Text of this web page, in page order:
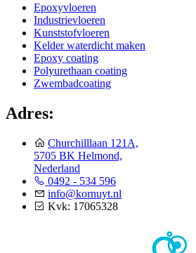
Epoxyvloeren
Industrievloeren
Kunststofvloeren
Kelder waterdicht maken
Epoxy coating
Polyurethaan coating
Zwembadcoating
Adres:
Churchilllaan 121A,
5705 BK Helmond,
Nederland
0492 - 534 596
info@kornuyt.nl
Kvk: 17065328